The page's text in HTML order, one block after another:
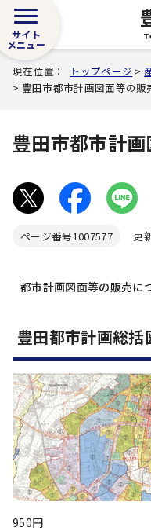
サイト
メニュー
現在位置： トップページ >
> 豊田市都市計画図面等の販
豊田市都市計
ページ番号1007577 更
都市計画図面等の販売に
豊田都市計画総括
950円